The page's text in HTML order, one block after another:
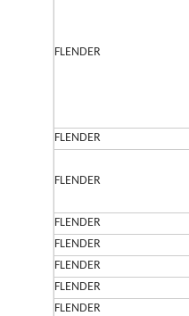
FLENDER
FLENDER
FLENDER
FLENDER
FLENDER
FLENDER
FLENDER
FLENDER